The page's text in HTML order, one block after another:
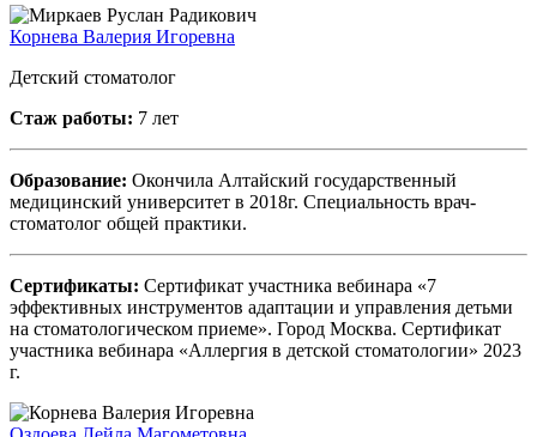
Корнева Валерия Игоревна
Детский стоматолог
Стаж работы: 7 лет
Образование: Окончила Алтайский государственный
медицинский университет в 2018г. Специальность врач-
стоматолог общей практики.
Сертификаты: Сертификат участника вебинара «7
эффективных инструментов адаптации и управления детьми
на стоматологическом приеме». Город Москва. Сертификат
участника вебинара «Аллергия в детской стоматологии» 2023
г.